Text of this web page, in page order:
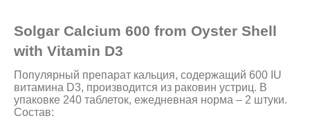
Solgar Calcium 600 from Oyster Shell
with Vitamin D3
Популярный препарат кальция, содержащий 600 IU
витамина D3, производится из раковин устриц. В
упаковке 240 таблеток, ежедневная норма – 2 штуки.
Состав: